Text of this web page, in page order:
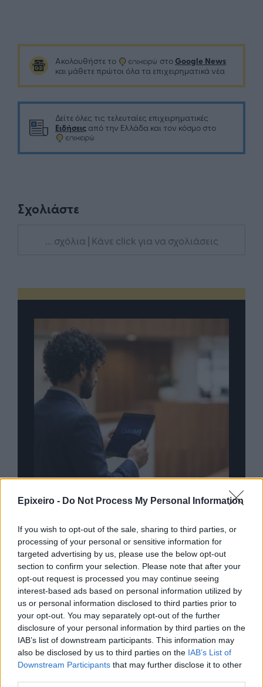
Epixeiro - Do Not Process My Personal Information
If you wish to opt-out of the sale, sharing to third parties, or
processing of your personal or sensitive information for
targeted advertising by us, please use the below opt-out
section to confirm your selection. Please note that after your
opt-out request is processed you may continue seeing
interest-based ads based on personal information utilized by
us or personal information disclosed to third parties prior to
your opt-out. You may separately opt-out of the further
disclosure of your personal information by third parties on the
IAB’s list of downstream participants. This information may
also be disclosed by us to third parties on the IAB’s List of
Downstream Participants that may further disclose it to other
Ακολουθήστε το στο Google News
και μάθετε πρώτοι όλα τα επιχειρηματικά νέα
Δείτε όλες τις τελευταίες επιχειρηματικές
Ειδήσεις από την Ελλάδα και τον κόσμο στο
Σχολιάστε
... σχόλια | Κάνε click για να σχολιάσεις
Η Τεχνητή Νοημοσύνη: το νέο
λειτουργικό σύστημα της επιχείρησης
Advertorial
Περισσότερα από το